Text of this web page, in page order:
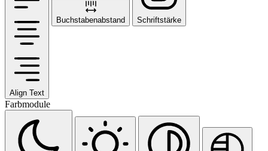
Align Text
Buchstabenabstand Schriftstärke
Farbmodule